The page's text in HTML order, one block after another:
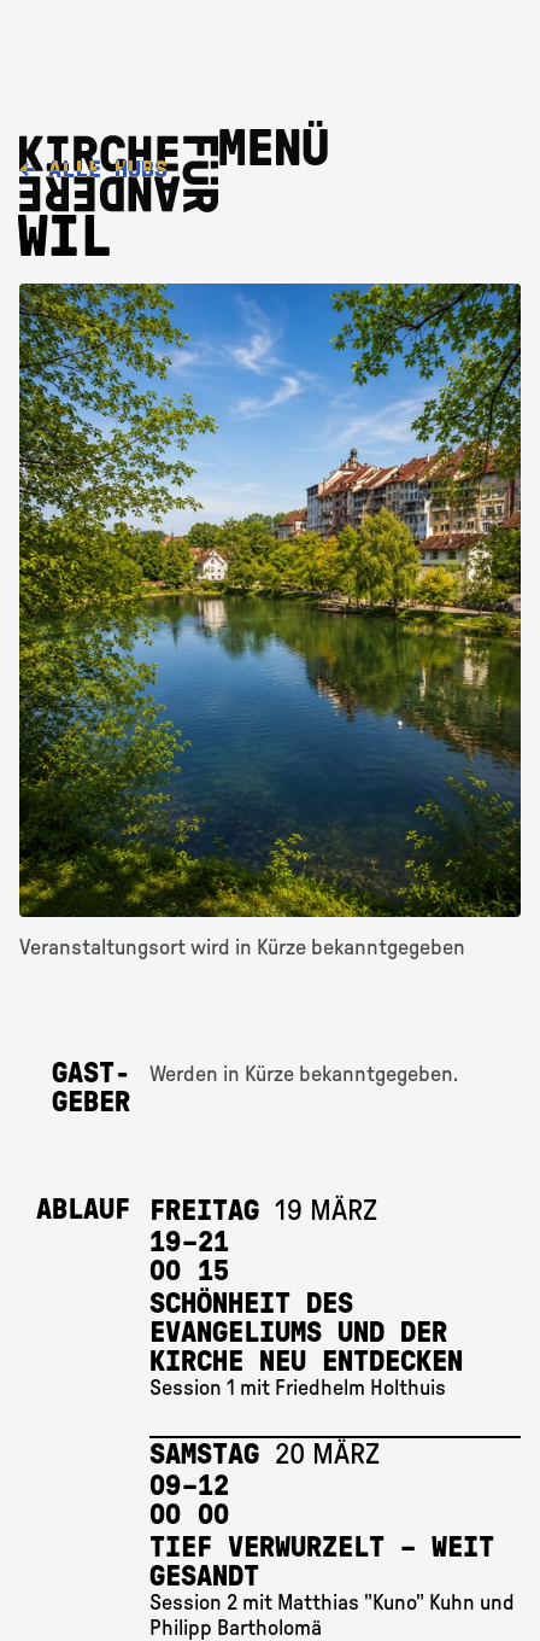
MENÜ
←ALLE HUBS
WIL
Veranstaltungsort wird in Kürze bekanntgegeben
GAST­
GEBER
Werden in Kürze bekanntgegeben.
ABLAUF FREITAG 19 MÄRZ
19
00
–21
15
SCHÖNHEIT DES
EVANGELIUMS UND DER
KIRCHE NEU ENTDECKEN
Session 1 mit Friedhelm Holthuis
SAMSTAG 20 MÄRZ
09
00
–12
00
TIEF VERWURZELT – WEIT
GESANDT
Session 2 mit Matthias "Kuno" Kuhn und
Philipp Bartholomä